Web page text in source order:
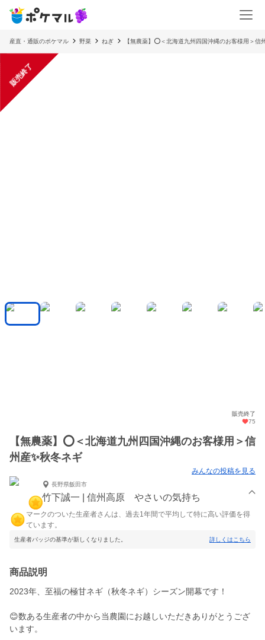
産直・通販のポケマル 野菜 ねぎ 【無農薬】⭕️＜北海道九州四国沖縄のお客様用＞信
販売終了
販売終了
75
【無農薬】⭕️＜北海道九州四国沖縄のお客様用＞信
州産✨秋冬ネギ
みんなの投稿を見る
長野県飯田市
竹下誠一 | 信州高原 やさいの気持ち
マークのついた生産者さんは、過去1年間で平均して特に高い評価を得
ています。
生産者バッジの基準が新しくなりました。 詳しくはこちら
商品説明
2023年、至福の極甘ネギ（秋冬ネギ）シーズン開幕です！
😊数ある生産者の中から当農園にお越しいただきありがとうござ
います。